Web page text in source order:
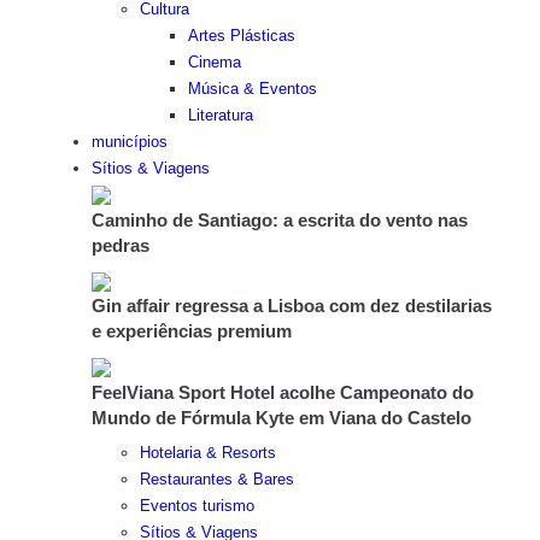
Cultura
Artes Plásticas
Cinema
Música & Eventos
Literatura
municípios
Sítios & Viagens
Caminho de Santiago: a escrita do vento nas
pedras
Gin affair regressa a Lisboa com dez destilarias
e experiências premium
FeelViana Sport Hotel acolhe Campeonato do
Mundo de Fórmula Kyte em Viana do Castelo
Hotelaria & Resorts
Restaurantes & Bares
Eventos turismo
Sítios & Viagens